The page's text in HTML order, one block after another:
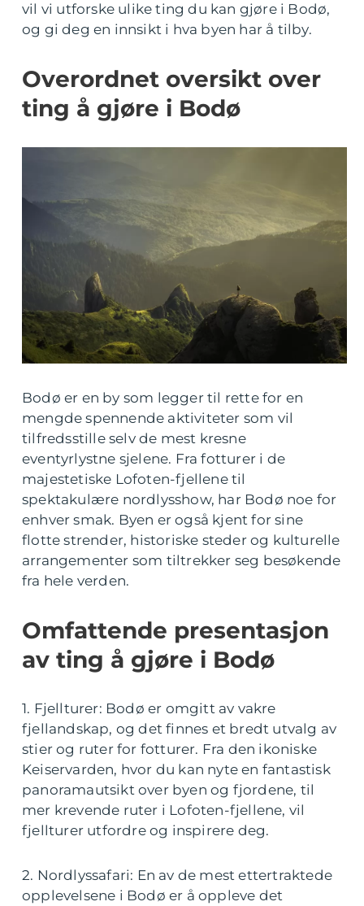
vil vi utforske ulike ting du kan gjøre i Bodø,
og gi deg en innsikt i hva byen har å tilby.
Overordnet oversikt over
ting å gjøre i Bodø
Bodø er en by som legger til rette for en
mengde spennende aktiviteter som vil
tilfredsstille selv de mest kresne
eventyrlystne sjelene. Fra fotturer i de
majestetiske Lofoten-fjellene til
spektakulære nordlysshow, har Bodø noe for
enhver smak. Byen er også kjent for sine
flotte strender, historiske steder og kulturelle
arrangementer som tiltrekker seg besøkende
fra hele verden.
Omfattende presentasjon
av ting å gjøre i Bodø
1. Fjellturer: Bodø er omgitt av vakre
fjellandskap, og det finnes et bredt utvalg av
stier og ruter for fotturer. Fra den ikoniske
Keiservarden, hvor du kan nyte en fantastisk
panoramautsikt over byen og fjordene, til
mer krevende ruter i Lofoten-fjellene, vil
fjellturer utfordre og inspirere deg.
2. Nordlyssafari: En av de mest ettertraktede
opplevelsene i Bodø er å oppleve det